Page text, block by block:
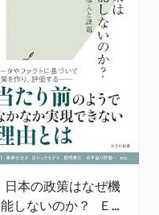
日本の政策はなぜ機
能しないのか？ ＥＢ